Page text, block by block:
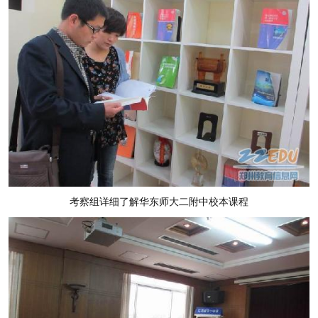
考察组详细了解华东师大二附中校本课程